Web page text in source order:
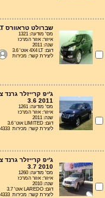
שברולט טראוורס 4X4 LT אוט' 3.6 2011
מס' מודעה: 1321
איזור: אזור המרכז
שנה: 2011
דגם: 4X4 LT אוט' 3.6
ליצירת קשר: מכירות
3.6 2011
מס' מודעה: 1261
איזור: אזור המרכז
שנה: 2011
דגם: LIMITED אוט' 3.6
ליצירת קשר: מכירות 03-9414333
3.7 2010
מס' מודעה: 1260
איזור: אזור המרכז
שנה: 2010
דגם: LAREDO אוט' 3.7
ליצירת קשר: מכירות 03-9414333